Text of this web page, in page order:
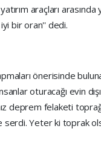
araçları arasında
bir oran'' dedi.
önerisinde
oturacağı evin
deprem felaketi
serdi. Yeter ki toprak